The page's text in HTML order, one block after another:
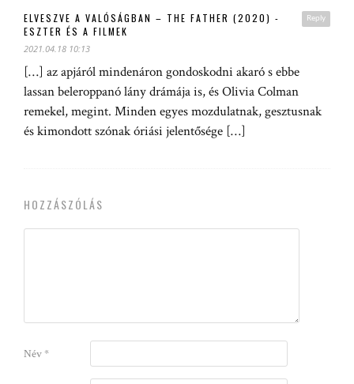
Reply
ELVESZVE A VALÓSÁGBAN – THE FATHER (2020) -
ESZTER ÉS A FILMEK
2021.04.18 10:13
[…] az apjáról mindenáron gondoskodni akaró s ebbe
lassan beleroppanó lány drámája is, és Olivia Colman
remekel, megint. Minden egyes mozdulatnak, gesztusnak
és kimondott szónak óriási jelentősége […]
HOZZÁSZÓLÁS
Név*